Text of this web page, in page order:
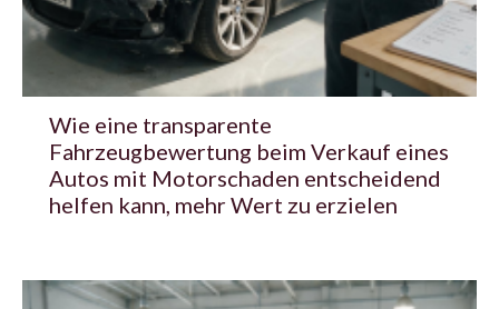
Wie eine transparente
Fahrzeugbewertung beim Verkauf eines
Autos mit Motorschaden entscheidend
helfen kann, mehr Wert zu erzielen